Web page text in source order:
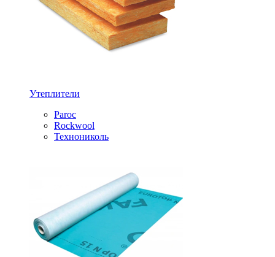
Утеплители
Paroc
Rockwool
Технониколь